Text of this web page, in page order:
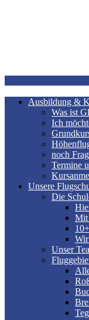
Ausbildung &
Was ist
Ich
noch
Termine
Unsere
Die
Mit
Unser